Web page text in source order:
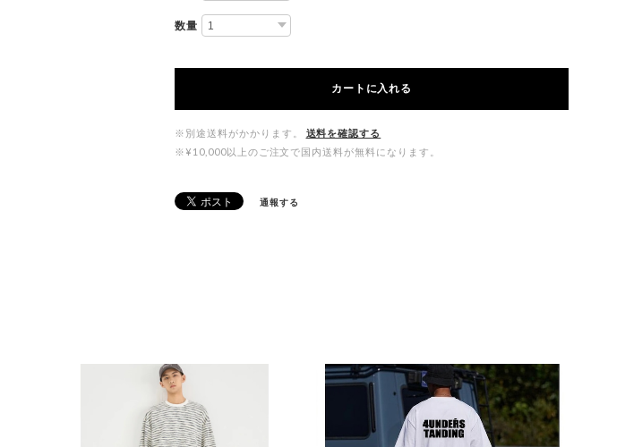
数量
カートに入れる
※別途送料がかかります。
送料を確認する
※¥10,000以上のご注文で国内送料が無料になります。
通報する